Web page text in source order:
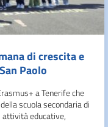
di crescita e
Paolo
a Tenerife che
scuola secondaria di
attività educative,